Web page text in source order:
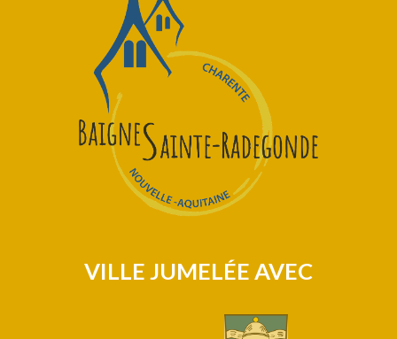
VILLE JUMELÉE AVEC